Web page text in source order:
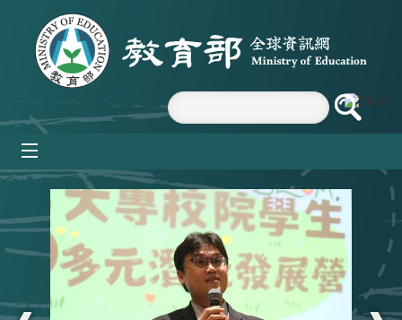
跳到主要內容區塊
:::